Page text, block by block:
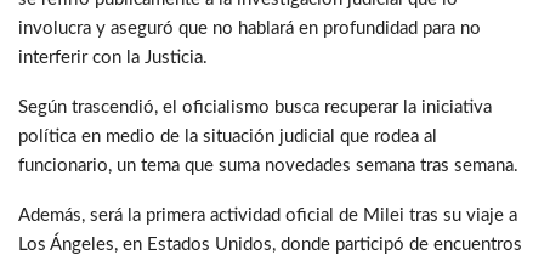
involucra y aseguró que no hablará en profundidad para no
interferir con la Justicia.
Según trascendió, el oficialismo busca recuperar la iniciativa
política en medio de la situación judicial que rodea al
funcionario, un tema que suma novedades semana tras semana.
Además, será la primera actividad oficial de Milei tras su viaje a
Los Ángeles, en Estados Unidos, donde participó de encuentros